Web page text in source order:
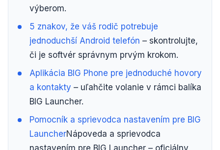
výberom.
5 znakov, že váš rodič potrebuje
jednoduchší Android telefón – skontrolujte,
či je softvér správnym prvým krokom.
Aplikácia BIG Phone pre jednoduché hovory
a kontakty – uľahčite volanie v rámci balíka
BIG Launcher.
Pomocník a sprievodca nastavením pre BIG
LauncherNápoveda a sprievodca